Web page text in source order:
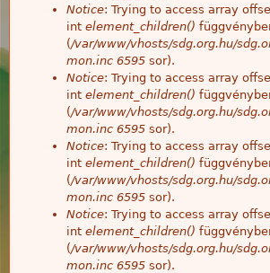
Notice: Trying to access array
int element_children()
(/var/www/vhosts/sdg.org.hu/
mon.inc 6595 sor).
Notice: Trying to access array
int element_children()
(/var/www/vhosts/sdg.org.hu/
mon.inc 6595 sor).
Notice: Trying to access array
int element_children()
(/var/www/vhosts/sdg.org.hu/
mon.inc 6595 sor).
Notice: Trying to access array
int element_children()
(/var/www/vhosts/sdg.org.hu/
mon.inc 6595 sor).